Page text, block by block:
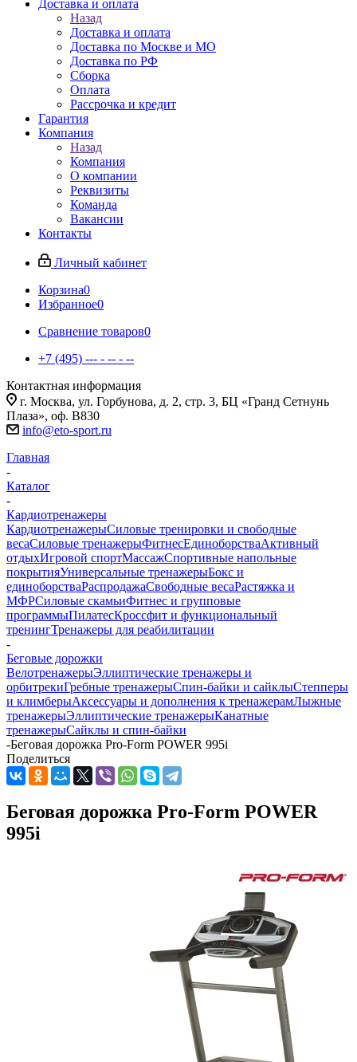
Доставка и оплата
Назад
Доставка и оплата
Доставка по Москве и МО
Доставка по РФ
Сборка
Оплата
Рассрочка и кредит
Гарантия
Компания
Назад
Компания
О компании
Реквизиты
Команда
Вакансии
Контакты
Личный кабинет
Корзина0
Избранное0
Сравнение товаров0
+7 (495) --- - -- - --
Контактная информация
г. Москва, ул. Горбунова, д. 2, стр. 3, БЦ «Гранд Сетнунь
Плаза», оф. В830
info@eto-sport.ru
Главная
-
Каталог
-
Кардиотренажеры
КардиотренажерыСиловые тренировки и свободные
весаСиловые тренажерыФитнесЕдиноборстваАктивный
отдыхИгровой спортМассажСпортивные напольные
покрытияУниверсальные тренажерыБокс и
единоборстваРаспродажаСвободные весаРастяжка и
МФРСиловые скамьиФитнес и групповые
программыПилатесКроссфит и функциональный
тренингТренажеры для реабилитации
-
Беговые дорожки
ВелотренажерыЭллиптические тренажеры и
орбитрекиГребные тренажерыСпин-байки и сайклыСтепперы
и климберыАксессуары и дополнения к тренажерамЛыжные
тренажерыЭллиптические тренажерыКанатные
тренажерыСайклы и спин-байки
-Беговая дорожка Pro-Form POWER 995i
Поделиться
Беговая дорожка Pro-Form POWER
995i